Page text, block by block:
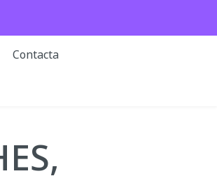
Contacta